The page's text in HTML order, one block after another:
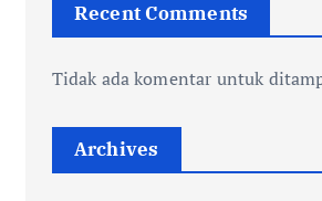
Recent Comments
Tidak ada komentar untuk
Archives